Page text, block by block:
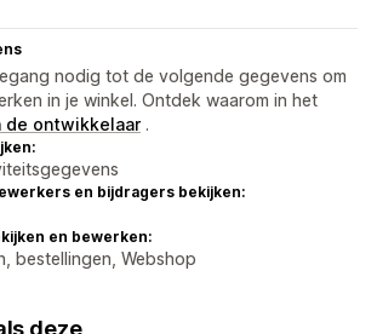
nodig tot de volgende gegevens om
in je winkel. Ontdek waarom in het
de ontwikkelaar .
en bijdragers bekijken:
en bewerken:
bestellingen, Webshop